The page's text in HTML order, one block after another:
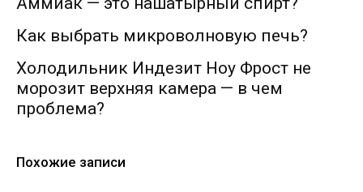
Как выбрать микроволновую печь?
Холодильник Индезит Ноу Фрост не
морозит верхняя камера — в чем
проблема?
Похожие записи